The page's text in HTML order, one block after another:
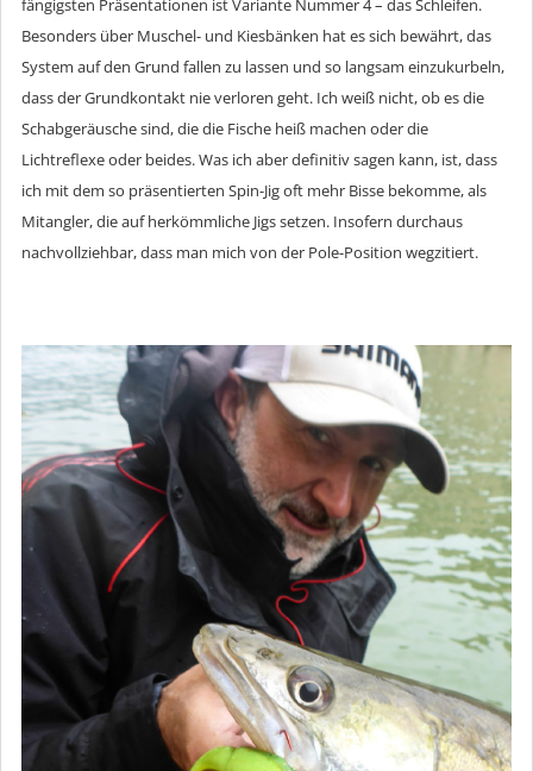
fängigsten Präsentationen ist Variante Nummer 4 – das Schleifen.
Besonders über Muschel- und Kiesbänken hat es sich bewährt, das
System auf den Grund fallen zu lassen und so langsam einzukurbeln,
dass der Grundkontakt nie verloren geht. Ich weiß nicht, ob es die
Schabgeräusche sind, die die Fische heiß machen oder die
Lichtreflexe oder beides. Was ich aber definitiv sagen kann, ist, dass
ich mit dem so präsentierten Spin-Jig oft mehr Bisse bekomme, als
Mitangler, die auf herkömmliche Jigs setzen. Insofern durchaus
nachvollziehbar, dass man mich von der Pole-Position wegzitiert.